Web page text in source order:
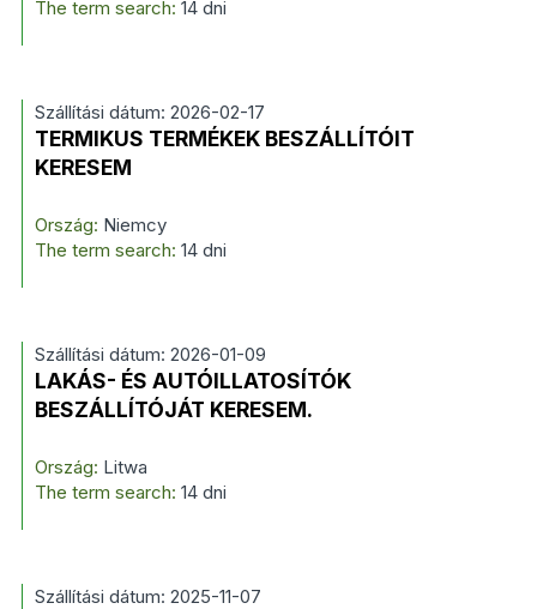
The term search: 14 dni
Szállítási dátum: 2026-02-17
TERMIKUS TERMÉKEK BESZÁLLÍTÓIT
KERESEM
Ország: Niemcy
The term search: 14 dni
Szállítási dátum: 2026-01-09
LAKÁS- ÉS AUTÓILLATOSÍTÓK
BESZÁLLÍTÓJÁT KERESEM.
Ország: Litwa
The term search: 14 dni
Szállítási dátum: 2025-11-07